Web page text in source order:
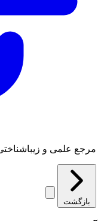
مرجع علمی و
بازگشت